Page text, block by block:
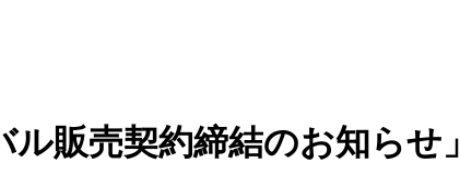
販売契約締結のお知らせ」